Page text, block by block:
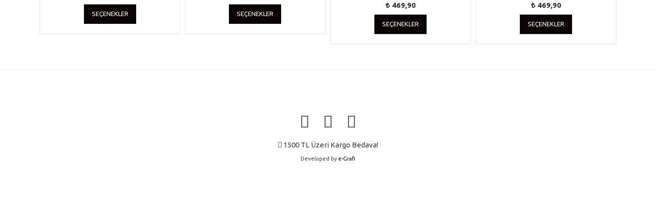
SEÇENEKLER
Bu
birden
fazla
SEÇENEKLER
Bu
birden
fazla
₺469,90
SEÇENEKLER
Bu
birden
fazla
₺469,90
SEÇENEKLER
Bu
birden
fazla
1500 TL Üzeri Kargo Bedava!
Developed by e-Grafi